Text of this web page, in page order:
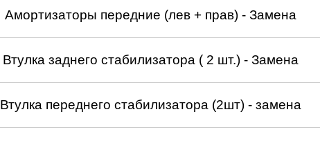
Амортизаторы передние (лев + прав) - Замена
Втулка заднего стабилизатора ( 2 шт.) - Замена
Втулка переднего стабилизатора (2шт) - замена